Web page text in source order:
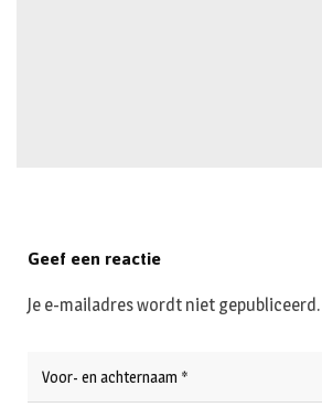
Geef een reactie
Je e-mailadres wordt niet gepubliceerd.